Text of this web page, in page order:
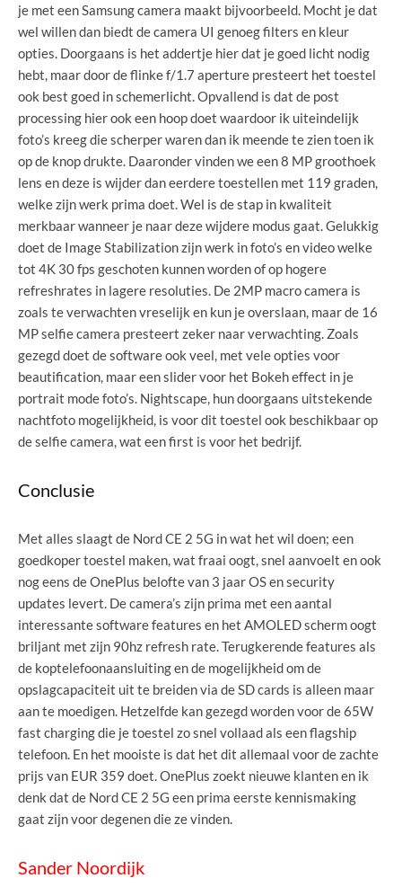
je met een Samsung camera maakt bijvoorbeeld. Mocht je dat
wel willen dan biedt de camera UI genoeg filters en kleur
opties. Doorgaans is het addertje hier dat je goed licht nodig
hebt, maar door de flinke f/1.7 aperture presteert het toestel
ook best goed in schemerlicht. Opvallend is dat de post
processing hier ook een hoop doet waardoor ik uiteindelijk
foto’s kreeg die scherper waren dan ik meende te zien toen ik
op de knop drukte. Daaronder vinden we een 8 MP groothoek
lens en deze is wijder dan eerdere toestellen met 119 graden,
welke zijn werk prima doet. Wel is de stap in kwaliteit
merkbaar wanneer je naar deze wijdere modus gaat. Gelukkig
doet de Image Stabilization zijn werk in foto’s en video welke
tot 4K 30 fps geschoten kunnen worden of op hogere
refreshrates in lagere resoluties. De 2MP macro camera is
zoals te verwachten vreselijk en kun je overslaan, maar de 16
MP selfie camera presteert zeker naar verwachting. Zoals
gezegd doet de software ook veel, met vele opties voor
beautification, maar een slider voor het Bokeh effect in je
portrait mode foto’s. Nightscape, hun doorgaans uitstekende
nachtfoto mogelijkheid, is voor dit toestel ook beschikbaar op
de selfie camera, wat een first is voor het bedrijf.
Conclusie
Met alles slaagt de Nord CE 2 5G in wat het wil doen; een
goedkoper toestel maken, wat fraai oogt, snel aanvoelt en ook
nog eens de OnePlus belofte van 3 jaar OS en security
updates levert. De camera’s zijn prima met een aantal
interessante software features en het AMOLED scherm oogt
briljant met zijn 90hz refresh rate. Terugkerende features als
de koptelefoonaansluiting en de mogelijkheid om de
opslagcapaciteit uit te breiden via de SD cards is alleen maar
aan te moedigen. Hetzelfde kan gezegd worden voor de 65W
fast charging die je toestel zo snel vollaad als een flagship
telefoon. En het mooiste is dat het dit allemaal voor de zachte
prijs van EUR 359 doet. OnePlus zoekt nieuwe klanten en ik
denk dat de Nord CE 2 5G een prima eerste kennismaking
gaat zijn voor degenen die ze vinden.
Sander Noordijk